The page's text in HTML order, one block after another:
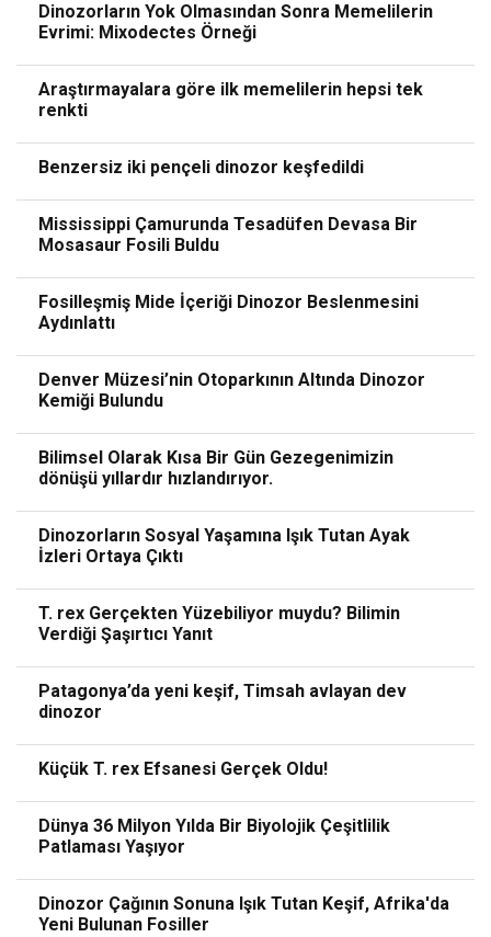
Dinozorların Yok Olmasından Sonra Memelilerin
Evrimi: Mixodectes Örneği
Araştırmayalara göre ilk memelilerin hepsi tek
renkti
Benzersiz iki pençeli dinozor keşfedildi
Mississippi Çamurunda Tesadüfen Devasa Bir
Mosasaur Fosili Buldu
Fosilleşmiş Mide İçeriği Dinozor Beslenmesini
Aydınlattı
Denver Müzesi’nin Otoparkının Altında Dinozor
Kemiği Bulundu
Bilimsel Olarak Kısa Bir Gün Gezegenimizin
dönüşü yıllardır hızlandırıyor.
Dinozorların Sosyal Yaşamına Işık Tutan Ayak
İzleri Ortaya Çıktı
T. rex Gerçekten Yüzebiliyor muydu? Bilimin
Verdiği Şaşırtıcı Yanıt
Patagonya’da yeni keşif, Timsah avlayan dev
dinozor
Küçük T. rex Efsanesi Gerçek Oldu!
Dünya 36 Milyon Yılda Bir Biyolojik Çeşitlilik
Patlaması Yaşıyor
Dinozor Çağının Sonuna Işık Tutan Keşif, Afrika'da
Yeni Bulunan Fosiller